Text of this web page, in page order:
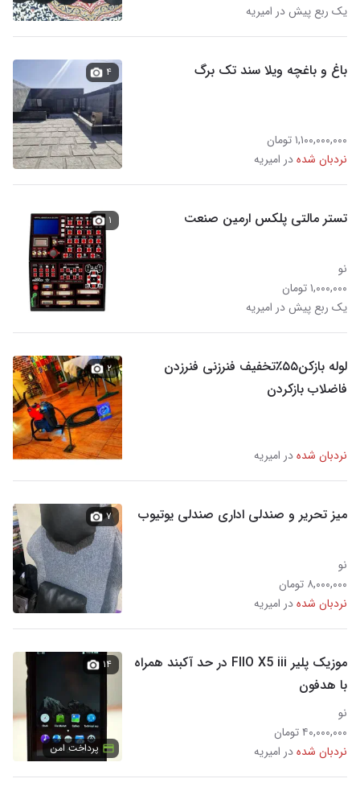
یک ربع پیش در امیریه
باغ و باغچه ویلا سند تک برگ
۱,۱۰۰,۰۰۰,۰۰۰ تومان
نردبان شدهدر امیریه
۴
تستر مالتی پلکس ارمین صنعت
نو
۱,۰۰۰,۰۰۰ تومان
یک ربع پیش در امیریه
۱
لوله بازکن۵۵٪تخفیف فنرزنی فنرزدن
فاضلاب بازکردن
نردبان شدهدر امیریه
۲
میز تحریر و صندلی اداری صندلی یوتیوب
نو
۸,۰۰۰,۰۰۰ تومان
نردبان شدهدر امیریه
۷
موزیک پلیر FIIO X5 iii در حد آکبند همراه
با هدفون
نو
۴۰,۰۰۰,۰۰۰ تومان
نردبان شدهدر امیریه
۱۴
پرداخت امن